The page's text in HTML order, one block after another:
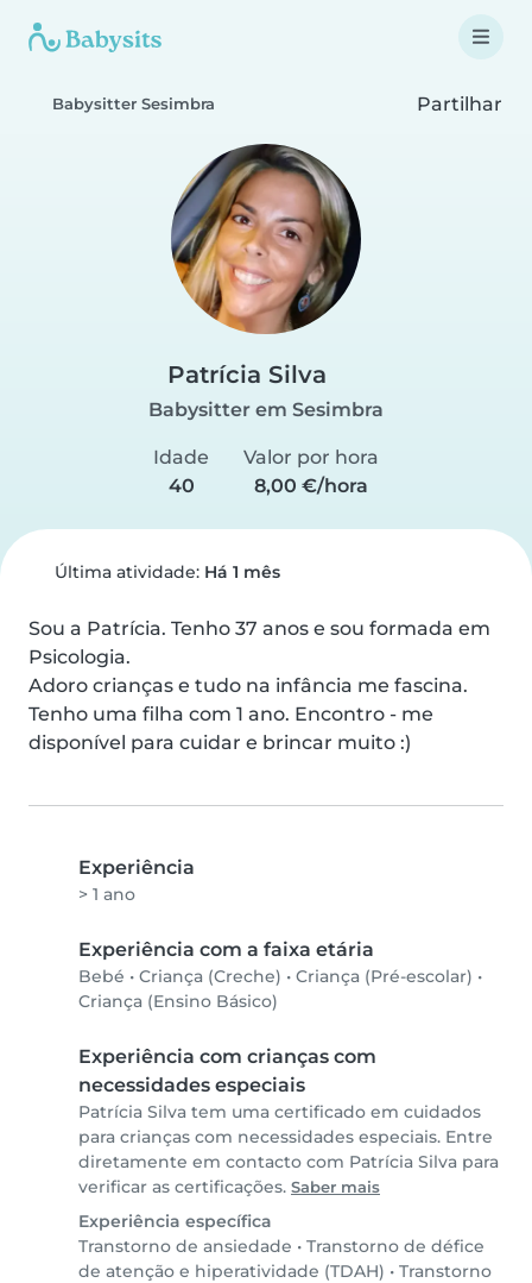
Babysitter Sesimbra Partilhar
Patrícia Silva
Babysitter em Sesimbra
Idade
40
Valor por hora
8,00 €/hora
Última atividade: Há 1 mês
Sou a Patrícia. Tenho 37 anos e sou formada em
Psicologia.
Adoro crianças e tudo na infância me fascina.
Tenho uma filha com 1 ano. Encontro - me
disponível para cuidar e brincar muito :)
Experiência
> 1 ano
Experiência com a faixa etária
Bebé • Criança (Creche) • Criança (Pré-escolar) •
Criança (Ensino Básico)
Experiência com crianças com
necessidades especiais
Patrícia Silva tem uma certificado em cuidados
para crianças com necessidades especiais. Entre
diretamente em contacto com Patrícia Silva para
verificar as certificações. Saber mais
Experiência específica
Transtorno de ansiedade • Transtorno de défice
de atenção e hiperatividade (TDAH) • Transtorno